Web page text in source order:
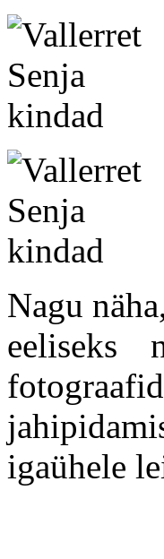
Nagu
eeliseks
igaühele